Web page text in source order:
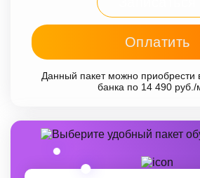
Оплатить
Данный пакет можно приобрести
банка по 14 490 руб./